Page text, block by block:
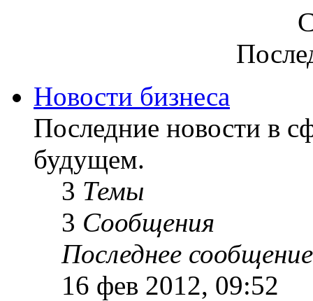
Новости бизнеса
Последние новости в
будущем.
3 Темы
3 Сообщения
Последнее сообщение
16 фев 2012, 09:52